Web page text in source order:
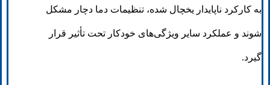
به کارکرد ناپایدار یخچال شده، تنظیمات دما دچار مشکل
شوند و عملکرد سایر ویژگی‌های خودکار تحت تأثیر قرار
گیرد.